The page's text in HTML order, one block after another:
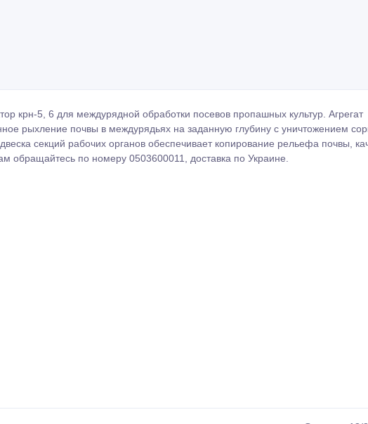
крн-5, 6 для междурядной обработки посевов пропашных культур. Агрегат
рыхление почвы в междурядьях на заданную глубину с уничтожением
секций рабочих органов обеспечивает копирование рельефа почвы,
обращайтесь по номеру 0503600011, доставка по Украине.